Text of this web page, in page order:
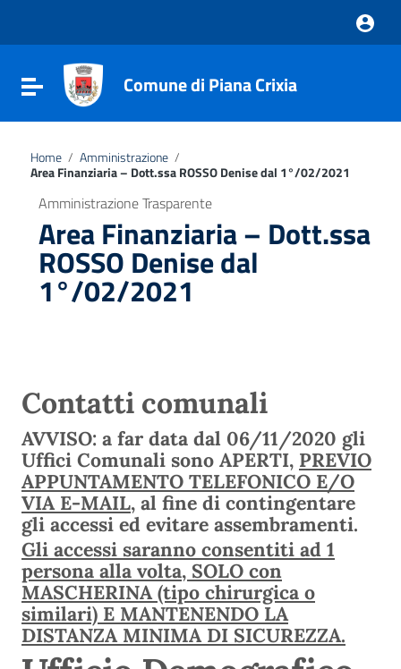
Vai al footer
Attiva / disattiva la navigazione
Comune di Piana Crixia
Home / Amministrazione /
Area Finanziaria – Dott.ssa ROSSO Denise dal 1°/02/2021
Amministrazione Trasparente
Area Finanziaria – Dott.ssa
ROSSO Denise dal
1°/02/2021
Contatti comunali
AVVISO: a far data dal 06/11/2020 gli
Uffici Comunali sono APERTI, PREVIO
APPUNTAMENTO TELEFONICO E/O
VIA E-MAIL, al fine di contingentare
gli accessi ed evitare assembramenti.
Gli accessi saranno consentiti ad 1
persona alla volta, SOLO con
MASCHERINA (tipo chirurgica o
similari) E MANTENENDO LA
DISTANZA MINIMA DI SICUREZZA.